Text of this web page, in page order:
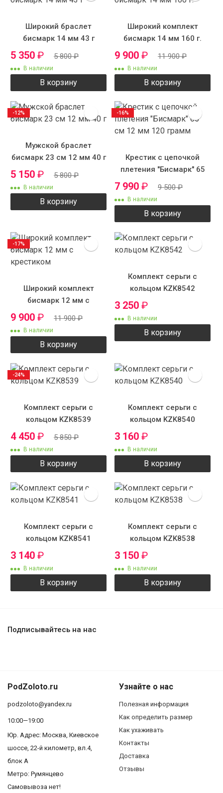
Широкий браслет
бисмарк 14 мм 43 г
5 350 ₽ 5 800₽
В наличии
В корзину
Широкий комплект
бисмарк 14 мм 160 г.
9 900 ₽ 11 900₽
В наличии
В корзину
Мужской браслет
бисмарк 23 см 12 мм 40 г
5 150 ₽ 5 800₽
В наличии
В корзину
-12%
Крестик с цепочкой
плетения "Бисмарк" 65
см 12 мм 120 грамм
7 990 ₽ 9 500₽
В наличии
В корзину
-16%
Широкий комплект
бисмарк 12 мм с
крестиком
9 900 ₽ 11 900₽
В наличии
В корзину
-17%
Комплект серьги с
кольцом KZK8542
3 250 ₽
В наличии
В корзину
Комплект серьги с
кольцом KZK8539
4 450 ₽ 5 850₽
В наличии
В корзину
-24%
Комплект серьги с
кольцом KZK8540
3 160 ₽
В наличии
В корзину
Комплект серьги с
кольцом KZK8541
3 140 ₽
В наличии
В корзину
Комплект серьги с
кольцом KZK8538
3 150 ₽
В наличии
В корзину
Подписывайтесь на нас
PodZoloto.ru
podzoloto@yandex.ru
10:00—19:00
Юр. Адреc: Москва, Киевское
шоссе, 22-й километр, вл.4,
блок А
Метро: Румянцево
Самовывоза нет!
Узнайте о нас
Полезная информация
Как определить размер
Как ухаживать
Контакты
Доставка
Отзывы